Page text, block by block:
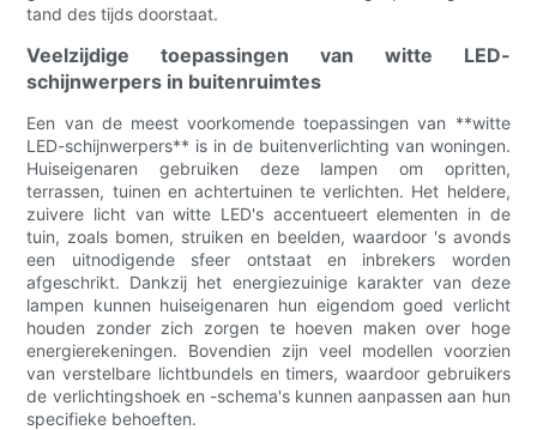
tand des tijds doorstaat.
Veelzijdige toepassingen van witte LED-
schijnwerpers in buitenruimtes
Een van de meest voorkomende toepassingen van **witte
LED-schijnwerpers** is in de buitenverlichting van woningen.
Huiseigenaren gebruiken deze lampen om opritten,
terrassen, tuinen en achtertuinen te verlichten. Het heldere,
zuivere licht van witte LED's accentueert elementen in de
tuin, zoals bomen, struiken en beelden, waardoor 's avonds
een uitnodigende sfeer ontstaat en inbrekers worden
afgeschrikt. Dankzij het energiezuinige karakter van deze
lampen kunnen huiseigenaren hun eigendom goed verlicht
houden zonder zich zorgen te hoeven maken over hoge
energierekeningen. Bovendien zijn veel modellen voorzien
van verstelbare lichtbundels en timers, waardoor gebruikers
de verlichtingshoek en -schema's kunnen aanpassen aan hun
specifieke behoeften.